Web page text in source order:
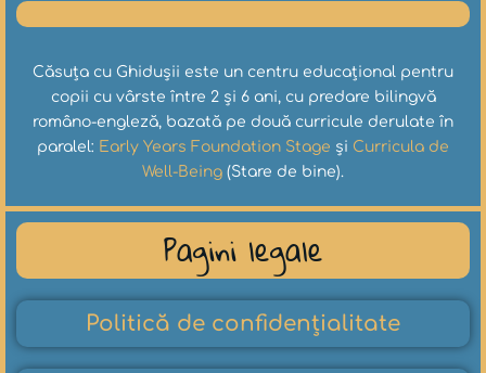
Căsuța cu Ghidușii este un centru educațional pentru
copii cu vârste între 2 și 6 ani, cu predare bilingvă
româno-engleză, bazată pe două curricule derulate în
paralel: Early Years Foundation Stage și Curricula de
Well-Being (Stare de bine).
Pagini legale
Politică de confidențialitate